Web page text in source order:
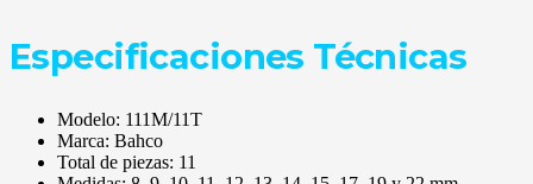
Especificaciones Técnicas
Modelo: 111M/11T
Marca: Bahco
Total de piezas: 11